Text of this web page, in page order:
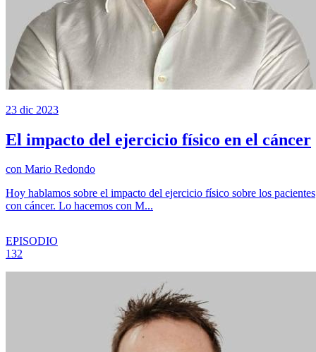
23 dic 2023
El impacto del ejercicio físico en el cáncer
con Mario Redondo
Hoy hablamos sobre el impacto del ejercicio físico sobre los pacientes
con cáncer. Lo hacemos con M...
EPISODIO
132